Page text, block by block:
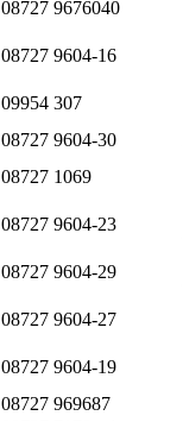
08727 9676040
08727 9604-16
09954 307
08727 9604-30
08727 1069
08727 9604-23
08727 9604-29
08727 9604-27
08727 9604-19
08727 969687